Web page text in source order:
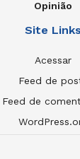
Opinião
Site Links
Acessar
Feed de
Feed de